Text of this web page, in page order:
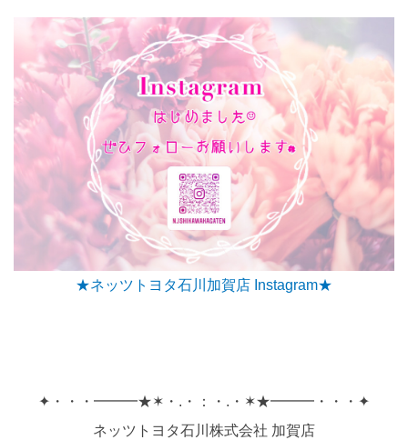
★ネッツトヨタ石川加賀店 Instagram★
✦・・・━━━★✶・.・：・.・✶★━━━・・・✦
ネッツトヨタ石川株式会社 加賀店